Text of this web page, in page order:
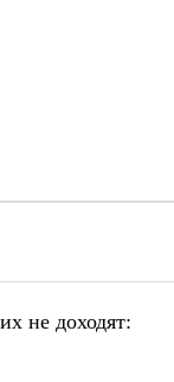
не доходят: